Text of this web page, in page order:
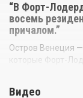
“В Форт-
восемь
причалом.”
Остров Венеция
которые Форт-
Видео